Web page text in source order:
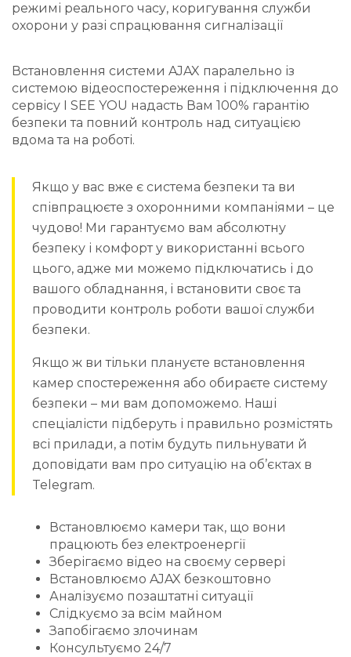
режимі реального часу, коригування служби
охорони у разі спрацювання сигналізації
Встановлення системи AJAX паралельно із
системою відеоспостереження і підключення до
сервісу I SEE YOU надасть Вам 100% гарантію
безпеки та повний контроль над ситуацією
вдома та на роботі.
Якщо у вас вже є система безпеки та ви
співпрацюєте з охоронними компаніями – це
чудово! Ми гарантуємо вам абсолютну
безпеку і комфорт у використанні всього
цього, адже ми можемо підключатись і до
вашого обладнання, і встановити своє та
проводити контроль роботи вашої служби
безпеки.
Якщо ж ви тільки плануєте встановлення
камер спостереження або обираєте систему
безпеки – ми вам допоможемо. Наші
спеціалісти підберуть і правильно розмістять
всі прилади, а потім будуть пильнувати й
доповідати вам про ситуацію на об’єктах в
Telegram.
Встановлюємо камери так, що вони
працюють без електроенергії
Зберігаємо відео на своєму сервері
Встановлюємо AJAX безкоштовно
Аналізуємо позаштатні ситуації
Слідкуємо за всім майном
Запобігаємо злочинам
Консультуємо 24/7